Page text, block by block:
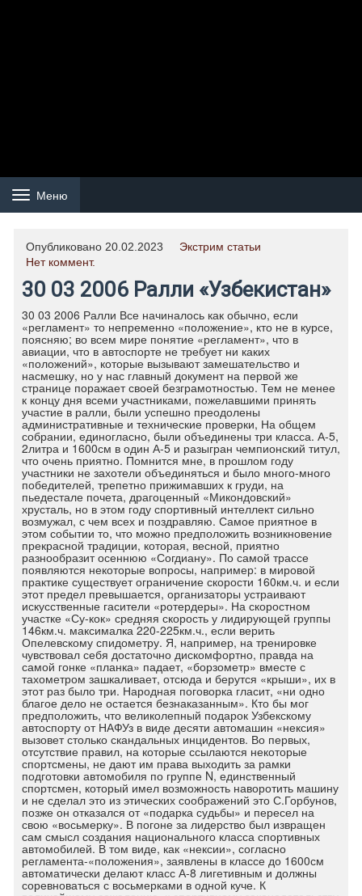
Навигация
Меню
Опубликовано 20.02.2023
Экстрим статьи
Нет коммент.
30 03 2006 Ралли «Узбекистан»
30 03 2006 Ралли Все начиналось как обычно, если
«регламент» то непременно «положение», кто не в курсе,
поясняю; во всем мире понятие «регламент», что в
авиации, что в автоспорте не требует ни каких
«положений», которые вызывают замешательство и
насмешку, но у нас главный документ на первой же
странице поражает своей безграмотностью. Тем не менее
к концу дня всеми участниками, пожелавшими принять
участие в ралли, были успешно преодолены
административные и технические проверки, На общем
собрании, единогласно, были объединены три класса. А-5,
2литра и 1600см в один А-5 и разыгран чемпионский титул,
что очень приятно. Помнится мне, в прошлом году
участники не захотели объединяться и было много-много
победителей, трепетно прижимавших к груди, на
пьедестале почета, драгоценный «Микондовский»
хрусталь, но в этом году спортивный интеллект сильно
возмужал, с чем всех и поздравляю. Самое приятное в
этом событии то, что можно предположить возникновение
прекрасной традиции, которая, весной, приятно
разнообразит осеннюю «Согдиану». По самой трассе
появляются некоторые вопросы, например: в мировой
практике существует ограничение скорости 160км.ч. и если
этот предел превышается, организаторы устраивают
искусственные гасители «ротердеры». На скоростном
участке «Су-кок» средняя скорость у лидирующей группы
146км.ч. максималка 220-225км.ч., если верить
Опелевскому спидометру. Я, например, на тренировке
чувствовал себя достаточно дискомфортно, правда на
самой гонке «планка» падает, «борзометр» вместе с
тахометром зашкаливает, отсюда и берутся «крыши», их в
этот раз было три. Народная поговорка гласит, «ни одно
благое дело не остается безнаказанным». Кто бы мог
предположить, что великолепный подарок Узбекскому
автоспорту от НАФУз в виде десяти автомашин «нексия»
вызовет столько скандальных инцидентов. Во первых,
отсутствие правил, на которые ссылаются некоторые
спортсмены, не дают им права выходить за рамки
подготовки автомобиля по группе N, единственный
спортсмен, который имел возможность наворотить машину
и не сделал это из этических соображений это С.Горбунов,
позже он отказался от «подарка судьбы» и пересел на
свою «восьмерку». В погоне за лидерство был извращен
сам смысл создания национального класса спортивных
автомобилей. В том виде, как «нексии», согласно
регламента-«положения», заявлены в классе до 1600см
автоматически делают класс А-8 лигетивным и должны
соревноваться с восьмерками в одной куче. К